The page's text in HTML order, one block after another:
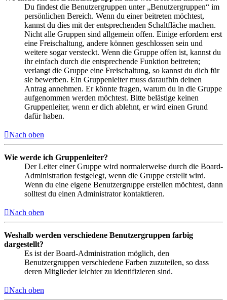
Du findest die Benutzergruppen unter „Benutzergruppen“ im
persönlichen Bereich. Wenn du einer beitreten möchtest,
kannst du dies mit der entsprechenden Schaltfläche machen.
Nicht alle Gruppen sind allgemein offen. Einige erfordern erst
eine Freischaltung, andere können geschlossen sein und
weitere sogar versteckt. Wenn die Gruppe offen ist, kannst du
ihr einfach durch die entsprechende Funktion beitreten;
verlangt die Gruppe eine Freischaltung, so kannst du dich für
sie bewerben. Ein Gruppenleiter muss daraufhin deinen
Antrag annehmen. Er könnte fragen, warum du in die Gruppe
aufgenommen werden möchtest. Bitte belästige keinen
Gruppenleiter, wenn er dich ablehnt, er wird einen Grund
dafür haben.
Nach oben
Wie werde ich Gruppenleiter?
Der Leiter einer Gruppe wird normalerweise durch die Board-
Administration festgelegt, wenn die Gruppe erstellt wird.
Wenn du eine eigene Benutzergruppe erstellen möchtest, dann
solltest du einen Administrator kontaktieren.
Nach oben
Weshalb werden verschiedene Benutzergruppen farbig
dargestellt?
Es ist der Board-Administration möglich, den
Benutzergruppen verschiedene Farben zuzuteilen, so dass
deren Mitglieder leichter zu identifizieren sind.
Nach oben